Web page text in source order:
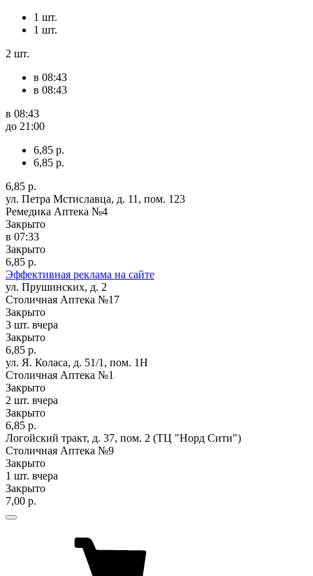
1 шт.
1 шт.
2 шт.
в 08:43
в 08:43
в 08:43
до 21:00
6,85 р.
6,85 р.
6,85 р.
ул. Петра Мстиславца, д. 11, пом. 123
Ремедика Аптека №4
Закрыто
в 07:33
Закрыто
6,85 р.
Эффективная реклама на сайте
ул. Прушинских, д. 2
Столичная Аптека №17
Закрыто
3 шт. вчера
Закрыто
6,85 р.
ул. Я. Коласа, д. 51/1, пом. 1Н
Столичная Аптека №1
Закрыто
2 шт. вчера
Закрыто
6,85 р.
Логойский тракт, д. 37, пом. 2 (ТЦ "Норд Сити")
Столичная Аптека №9
Закрыто
1 шт. вчера
Закрыто
7,00 р.